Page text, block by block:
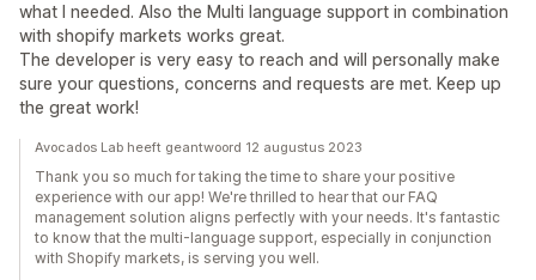
what I needed. Also the Multi language support in combination
with shopify markets works great.
The developer is very easy to reach and will personally make
sure your questions, concerns and requests are met. Keep up
the great work!
Avocados Lab heeft geantwoord 12 augustus 2023
Thank you so much for taking the time to share your positive
experience with our app! We're thrilled to hear that our FAQ
management solution aligns perfectly with your needs. It's fantastic
to know that the multi-language support, especially in conjunction
with Shopify markets, is serving you well.